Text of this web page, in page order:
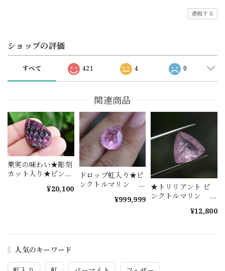
人気のキーワード
通報する
ショップの評価
すべて 421 4 0
関連商品
果実の味わい★彫刻
カット入り★ピンク
¥20,100
ドロップ虹入り★ピ
ンクトルマリン
¥999,999
★トリリアント ピ
ンクトルマリン
¥12,800